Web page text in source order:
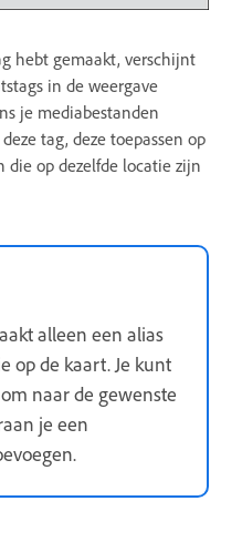
hebt gemaakt, verschijnt
in de weergave
je mediabestanden
tag, deze toepassen op
die op dezelfde locatie zijn
alleen een alias
op de kaart. Je kunt
naar de gewenste
je een